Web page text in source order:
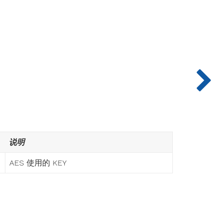
说明
AES 使用的 KEY